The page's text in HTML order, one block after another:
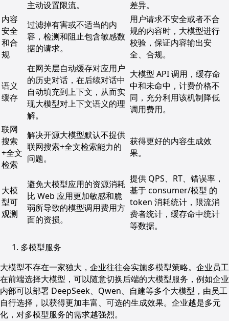
主动设置限流。
差异。
内容
安全
和合
规
过滤掉有害或不适当的内
容，检测和阻止包含敏感数
据的请求。
用户请求不安全或者不合
规的内容时，大模型进行
校验，保证内容输出安
全、合规。
语义
缓存
在网关层自动缓存对应用户
的历史对话，在后续对话中
自动填充到上下文，从而实
现大模型对上下文语义的理
解。
大模型 API 调用，缓存命
中和未命中，计费价格不
同，充分利用该机制降低
调用费用。
联网
搜索
+全文
检索
解决开源大模型默认不提供
联网搜索+全文检索能力的
问题。
获得更好的内容生成效
果。
大模
型可
观测
避免大模型应用的资源消耗
比 Web 应用更加敏感和脆
弱所导致的模型调用费用方
面的资损。
提供 QPS、RT、错误率，
基于 consumer/模型 的
token 消耗统计，限流消
费者统计，缓存命中统计
等数据。
多模型服务
大模型不存在一家独大，企业往往会实施多模型策略。企业员工
在前端选择大模型，可以随意切换后端的大模型服务，例如企业
内部可以部署 DeepSeek、Qwen、自建等多个大模型，由员工
自行选择，以获得更加丰富、可选的生成效果。企业越是多元
化，对多模型服务的需求越强烈。